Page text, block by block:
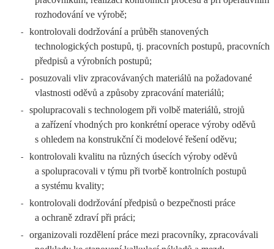
rozhodování ve výrobě;
-
kontrolovali dodržování a průběh stanovených
technologických postupů, tj. pracovních postupů, pracovních
předpisů a výrobních postupů;
-
posuzovali vliv zpracovávaných materiálů na požadované
vlastnosti oděvů a způsoby zpracování materiálů;
-
spolupracovali s technologem při volbě materiálů, strojů
a zařízení vhodných pro konkrétní operace výroby oděvů
s ohledem na konstrukční či modelové řešení oděvu;
-
kontrolovali kvalitu na různých úsecích výroby oděvů
a spolupracovali v týmu při tvorbě kontrolních postupů
a systému kvality;
-
kontrolovali dodržování předpisů o bezpečnosti práce
a ochraně zdraví při práci;
-
organizovali rozdělení práce mezi pracovníky, zpracovávali